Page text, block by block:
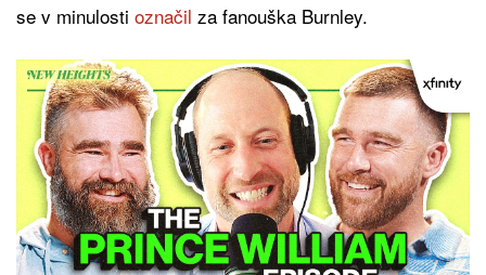
se v minulosti označil za fanouška Burnley.